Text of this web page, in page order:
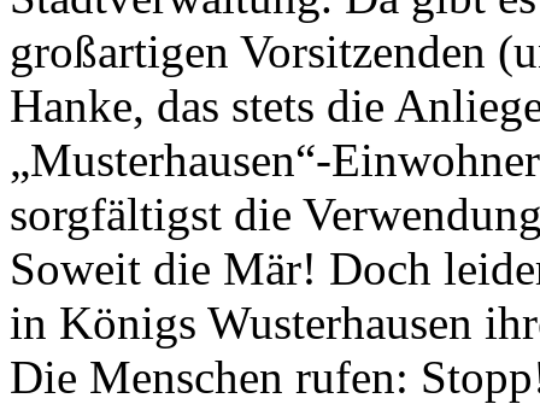
großartigen Vorsitzenden
Hanke, das stets die
„Musterhausen“-
sorgfältigst die
Soweit die Mär! Doch
in Königs Wusterhausen
Die Menschen rufen: